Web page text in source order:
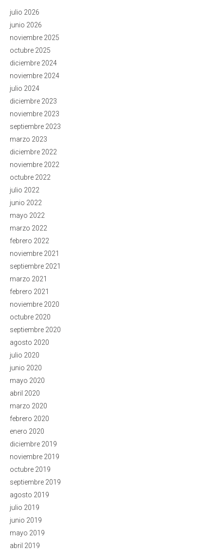
julio 2026
junio 2026
noviembre 2025
octubre 2025
diciembre 2024
noviembre 2024
julio 2024
diciembre 2023
noviembre 2023
septiembre 2023
marzo 2023
diciembre 2022
noviembre 2022
octubre 2022
julio 2022
junio 2022
mayo 2022
marzo 2022
febrero 2022
noviembre 2021
septiembre 2021
marzo 2021
febrero 2021
noviembre 2020
octubre 2020
septiembre 2020
agosto 2020
julio 2020
junio 2020
mayo 2020
abril 2020
marzo 2020
febrero 2020
enero 2020
diciembre 2019
noviembre 2019
octubre 2019
septiembre 2019
agosto 2019
julio 2019
junio 2019
mayo 2019
abril 2019